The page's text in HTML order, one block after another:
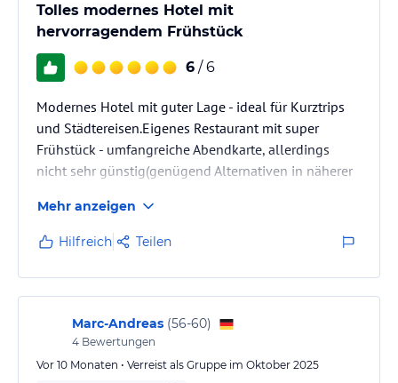
Tolles modernes Hotel mit
hervorragendem Frühstück
6 / 6
Modernes Hotel mit guter Lage - ideal für Kurztrips
und Städtereisen.Eigenes Restaurant mit super
Frühstück - umfangreiche Abendkarte, allerdings
nicht sehr günstig(genügend Alternativen in näherer
Zimmerreinigung erst ab dem 3.Tag(Nachhaltigkeit) -
kann aber an der Rezeption ohne Mehrkosten auf
tägliche Reinigung umgeändert werden.Zimmer mit
guten Betten,schönen Ausblick auf das Hafengelände
und großem Badezimmer.Parkhaus direkt am
Hotel(12 Euro pro Tag)mit direktem Zugang zum…
Mehr anzeigen
Hilfreich Teilen
Marc-Andreas (56-60)
4 Bewertungen
Vor 10 Monaten • Verreist als Gruppe im Oktober 2025